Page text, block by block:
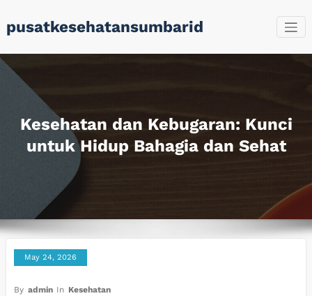
to
content
pusatkesehatansumbarid
Kesehatan dan Kebugaran: Kunci
untuk Hidup Bahagia dan Sehat
May 24, 2026
By admin In Kesehatan